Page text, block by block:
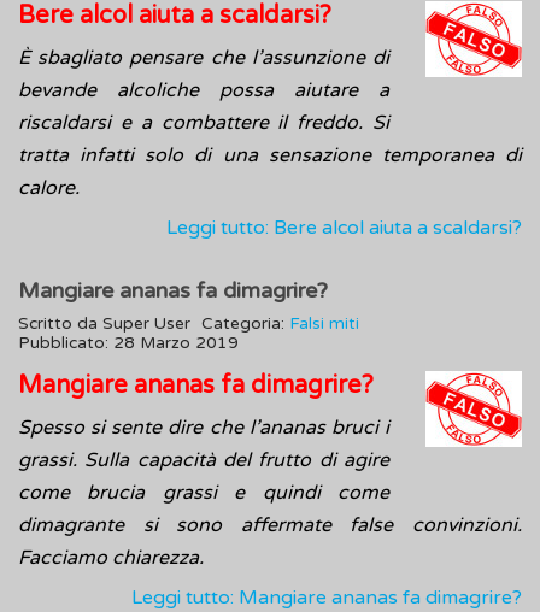
Bere alcol aiuta a scaldarsi?
È sbagliato pensare che l’assunzione di
bevande alcoliche possa aiutare a
riscaldarsi e a combattere il freddo. Si
tratta infatti solo di una sensazione temporanea di
calore.
Leggi tutto: Bere alcol aiuta a scaldarsi?
Mangiare ananas fa dimagrire?
Scritto da Super User Categoria: Falsi miti
Pubblicato: 28 Marzo 2019
Mangiare ananas fa dimagrire?
Spesso si sente dire che l’ananas bruci i
grassi. Sulla capacità del frutto di agire
come brucia grassi e quindi come
dimagrante si sono affermate false convinzioni.
Facciamo chiarezza.
Leggi tutto: Mangiare ananas fa dimagrire?